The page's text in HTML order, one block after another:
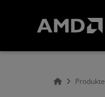
Produkte